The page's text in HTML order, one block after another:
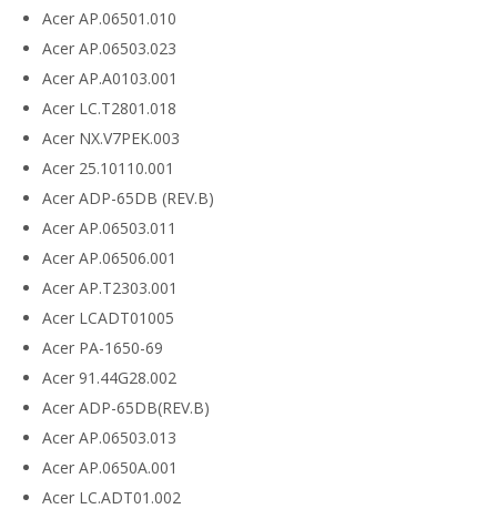
Acer AP.06501.010
Acer AP.06503.023
Acer AP.A0103.001
Acer LC.T2801.018
Acer NX.V7PEK.003
Acer 25.10110.001
Acer ADP-65DB (REV.B)
Acer AP.06503.011
Acer AP.06506.001
Acer AP.T2303.001
Acer LCADT01005
Acer PA-1650-69
Acer 91.44G28.002
Acer ADP-65DB(REV.B)
Acer AP.06503.013
Acer AP.0650A.001
Acer LC.ADT01.002